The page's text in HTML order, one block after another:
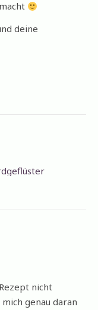
deine
nicht
genau daran